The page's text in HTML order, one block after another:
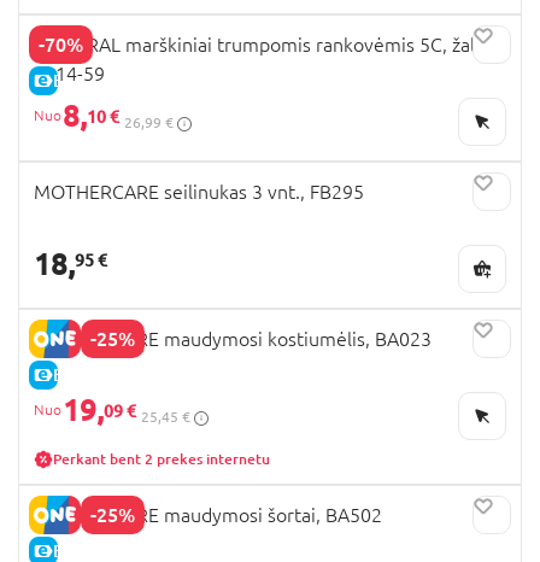
-70%
E-KAINA
MAYORAL marškiniai trumpomis rankovėmis 5C, žali,
3114-59
8,10 € 26,99 €
MOTHERCARE seilinukas 3 vnt., FB295
18,95 €
-25%
E-KAINA
MOTHERCARE maudymosi kostiumėlis, BA023
19,09 € 25,45 €
Perkant bent 2 prekes internetu
-25%
E-KAINA
MOTHERCARE maudymosi šortai, BA502